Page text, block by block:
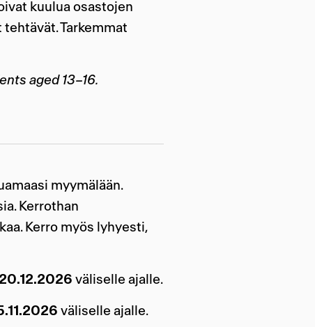
kuulua osastojen
Tarkemmat
aged 13–16.
myymälään.
Kerrothan
Kerro myös lyhyesti,
väliselle ajalle.
väliselle ajalle.